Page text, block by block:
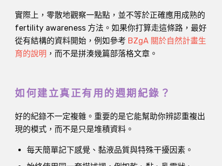
實際上，零散地觀察一點點，並不等於正確應用成熟的
fertility awareness 方法。如果你打算走這條路，最好
從有結構的資料開始，例如參考 BZgA 關於自然計畫生
育的說明 ，而不是拼湊幾篇部落格文章。
如何建立真正有用的週期紀錄？
好的紀錄不一定複雜。重要的是它能幫助你辨認重複出
現的模式，而不是只是堆積資料。
每天簡單記下感覺、黏液品質與特殊干擾因素。